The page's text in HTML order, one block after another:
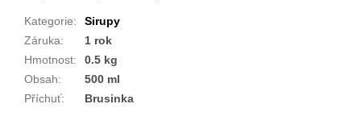
Kategorie:
Sirupy
Záruka:
1 rok
Hmotnost:
0.5 kg
Obsah:
500 ml
Příchuť: Brusinka